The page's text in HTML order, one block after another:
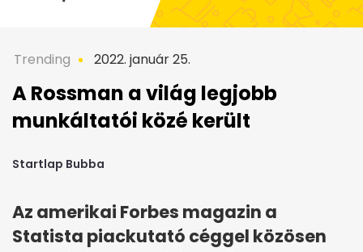
Trending 2022. január 25.
A Rossman a világ legjobb
munkáltatói közé került
Startlap Bubba
Az amerikai Forbes magazin a
Statista piackutató céggel közösen